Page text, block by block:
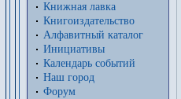
Книжная лавка
Книгоиздательство
Алфавитный каталог
Инициативы
Календарь событий
Наш город
Форум